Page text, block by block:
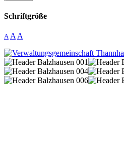
Schriftgröße
A A A